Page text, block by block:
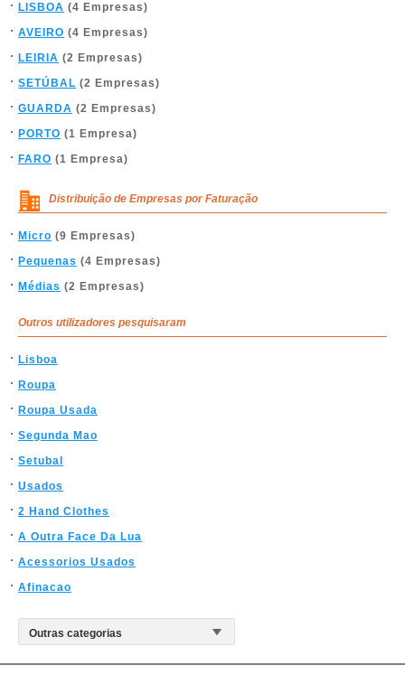
LISBOA (4 Empresas)
AVEIRO (4 Empresas)
LEIRIA (2 Empresas)
SETÚBAL (2 Empresas)
GUARDA (2 Empresas)
PORTO (1 Empresa)
FARO (1 Empresa)
Distribuição de Empresas por Faturação
Micro (9 Empresas)
Pequenas (4 Empresas)
Médias (2 Empresas)
Outros utilizadores pesquisaram
Lisboa
Roupa
Roupa Usada
Segunda Mao
Setubal
Usados
2 Hand Clothes
A Outra Face Da Lua
Acessorios Usados
Afinacao